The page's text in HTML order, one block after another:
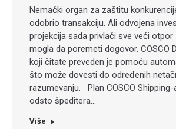
Nemački organ za zaštitu
odobrio transakciju. Ali odvojena
projekcija sada privlači sve veći otpor
mogla da poremeti dogovor. COSCO
koji čitate preveden je pomoću
što može dovesti do određenih
razumevanju. Plan COSCO
odsto špeditera…
Više